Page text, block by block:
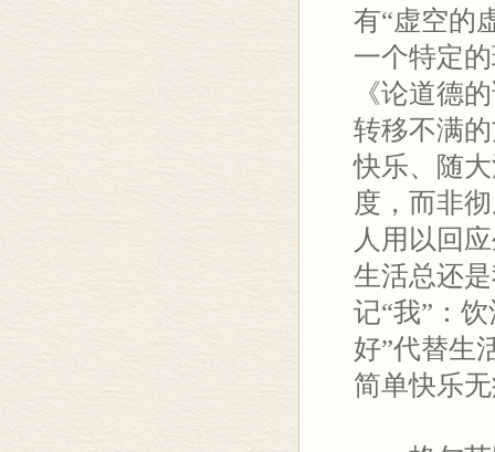
有“虚空的
一个特定
《论道德
转移不满
快乐、随
度，而非
人用以回
生活总还
记“我”：
好”代替生
简单快乐